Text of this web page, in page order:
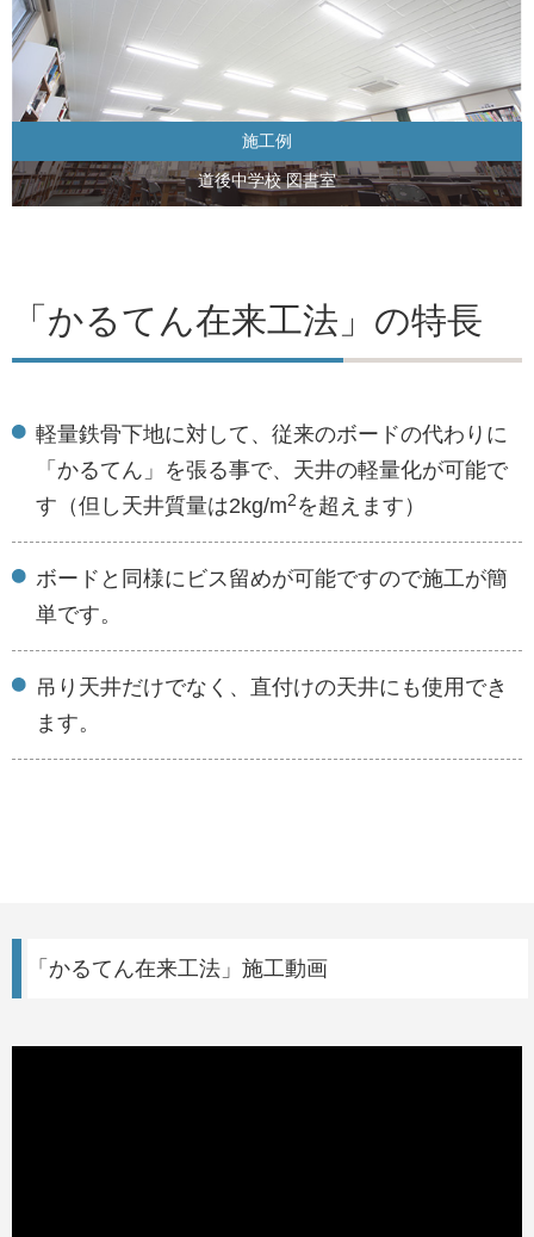
施工例
道後中学校 図書室
「かるてん在来工法」の特長
軽量鉄骨下地に対して、従来のボードの代わりに
「かるてん」を張る事で、天井の軽量化が可能で
す（但し天井質量は2kg/m2 を超えます）
ボードと同様にビス留めが可能ですので施工が簡
単です。
吊り天井だけでなく、直付けの天井にも使用でき
ます。
「かるてん在来工法」施工動画